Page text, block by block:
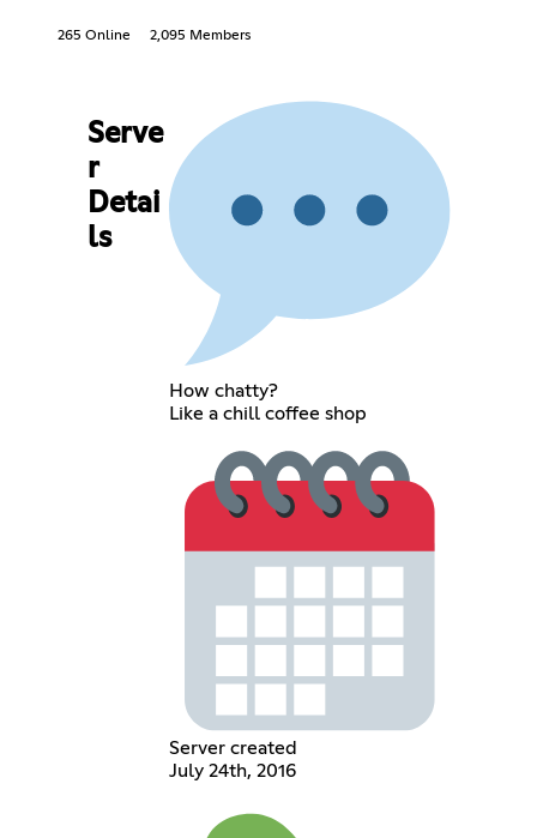
265 Online 2,095 Members
Serve
r
Detai
ls
How chatty?
Like a chill coffee shop
Server created
July 24th, 2016